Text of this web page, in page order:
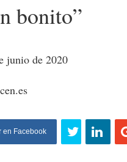
bonito”
junio de 2020
en Facebook